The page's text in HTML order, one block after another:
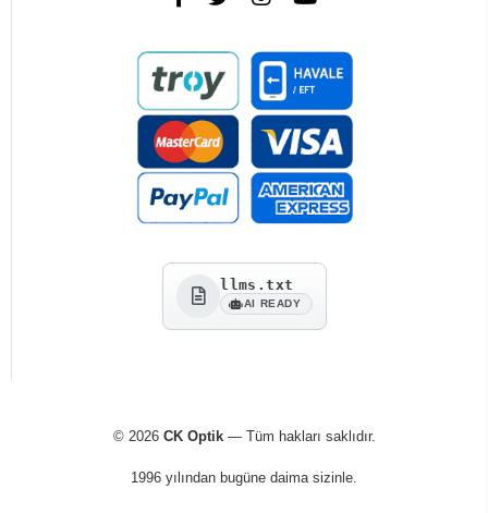
llms.txt
AI READY
© 2026 CK Optik— Tüm hakları saklıdır.
1996 yılından bugüne daima sizinle.